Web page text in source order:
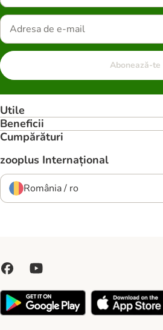
Abonează-te
Utile
Beneficii
Cumpărături
zooplus Internațional
România / ro